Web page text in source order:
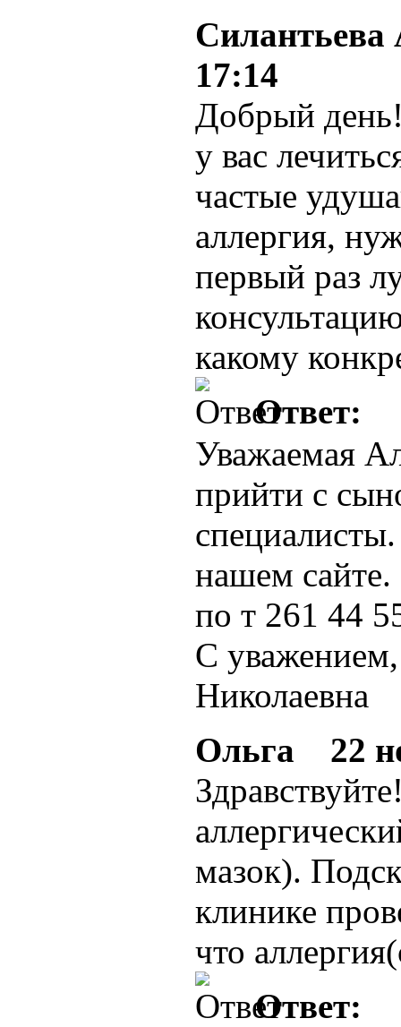
Силантьева
17:14
Добрый
у вас
частые
аллергия,
первый раз
какому
Ответ:
Уважаемая
прийти с
нашем сайте.
по т 261 44
С
Николаевна
Ольга
22
мазок).
клинике
что
Ответ: